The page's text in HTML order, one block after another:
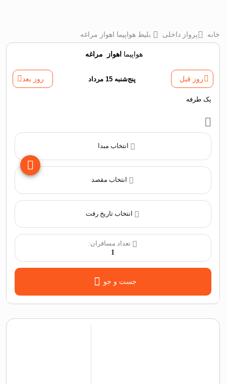
خانه پرواز داخلی بلیط هواپیما اهواز مراغه
هواپیما اهواز مراغه
روز قبل پنج‌شنبه 15 مرداد روز بعد
یک طرفه
انتخاب مبدا
انتخاب مقصد
تعداد مسافران:
1
جست و جو